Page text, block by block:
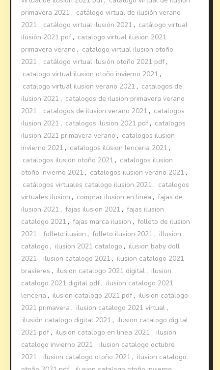
primavera 2021 , catálogo virtual de ilusión verano
2021 , catálogo virtual ilusión 2021 , catálogo virtual
ilusión 2021 pdf , catalogo virtual ilusion 2021
primavera verano , catalogo virtual ilusion otoño
2021 , catálogo virtual ilusión otoño 2021 pdf ,
catalogo virtual ilusion otoño invierno 2021 ,
catalogo virtual ilusion verano 2021 , catalogos de
ilusion 2021 , catalogos de ilusion primavera verano
2021 , catalogos de ilusion verano 2021 , catalogos
ilusion 2021 , catalogos ilusion 2021 pdf , catalogos
ilusion 2021 primavera verano , catalogos ilusion
invierno 2021 , catalogos ilusion lenceria 2021 ,
catalogos ilusion otoño 2021 , catalogos ilusion
otoño invierno 2021 , catalogos ilusion verano 2021 ,
catálogos virtuales catalogo ilusion 2021 , catalogos
virtuales ilusion , comprar ilusion en linea , fajas de
ilusion 2021 , fajas ilusion 2021 , fajas ilusion
catalogo 2021 , fajas marca ilusion , folleto de ilusion
2021 , folleto ilusion , folleto ilusion 2021 , illusion
catalogo , ilusion 2021 catalogo , ilusion baby doll
2021 , ilusion catalogo 2021 , ilusion catalogo 2021
brasieres , ilusion catalogo 2021 digital , ilusion
catalogo 2021 digital pdf , ilusion catalogo 2021
lenceria , ilusion catalogo 2021 pdf , ilusion catalogo
2021 primavera , ilusion catalogo 2021 virtual ,
ilusión catalogo digital 2021 , ilusion catalogo digital
2021 pdf , ilusion catalogo en linea 2021 , ilusion
catalogo invierno 2021 , ilusion catalogo octubre
2021 , ilusion catalogo otoño 2021 , ilusion catalogo